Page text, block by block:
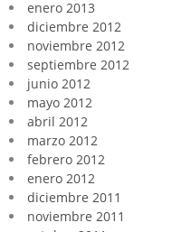
enero 2013
diciembre 2012
noviembre 2012
septiembre 2012
junio 2012
mayo 2012
abril 2012
marzo 2012
febrero 2012
enero 2012
diciembre 2011
noviembre 2011